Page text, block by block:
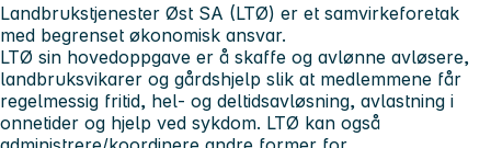
Landbrukstjenester Øst SA (LTØ) er et samvirkeforetak
med begrenset økonomisk ansvar.
LTØ sin hovedoppgave er å skaffe og avlønne avløsere,
landbruksvikarer og gårdshjelp slik at medlemmene får
regelmessig fritid, hel- og deltidsavløsning, avlastning i
onnetider og hjelp ved sykdom. LTØ kan også